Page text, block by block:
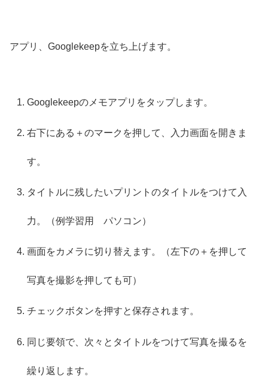
アプリ、Googlekeepを立ち上げます。
Googlekeepのメモアプリをタップします。
右下にある＋のマークを押して、入力画面を開きま
す。
タイトルに残したいプリントのタイトルをつけて入
力。（例学習用 パソコン）
画面をカメラに切り替えます。（左下の＋を押して
写真を撮影を押しても可）
チェックボタンを押すと保存されます。
同じ要領で、次々とタイトルをつけて写真を撮るを
繰り返します。